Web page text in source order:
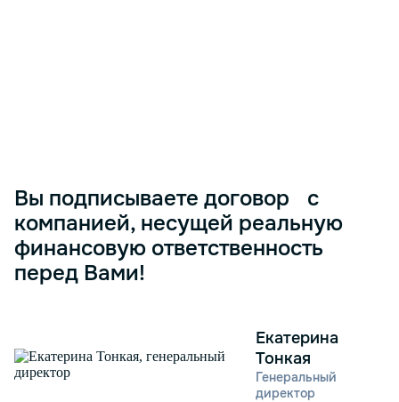
Вы подписываете договор с
компанией, несущей реальную
финансовую ответственность
перед Вами!
Екатерина
Тонкая
Генеральный
директор